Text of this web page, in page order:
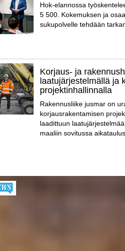
Hok-elannossa
5 500. Kokemuksen ja
sukupolvelle tehdään
Korjaus- ja
laatujärjestelmällä ja
projektinhallinnalla
Rakennusliike jusmar on
korjausrakentamisen
laadittuun
maaliin sovitussa